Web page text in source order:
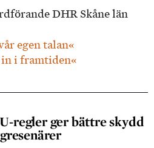
DHR Skåne län
egen talan«
in i framtiden«
regler ger bättre skydd